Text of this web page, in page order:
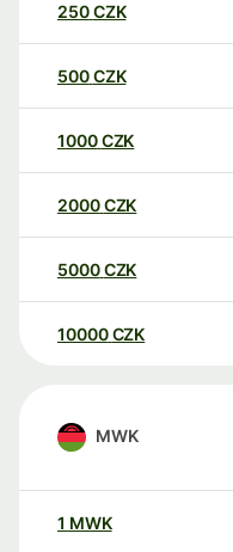
250CZK
500CZK
1000CZK
2000CZK
5000CZK
10000 CZK
MWK
1 MWK